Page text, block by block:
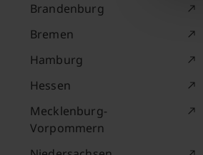
Brandenburg
Bremen
Hamburg
Hessen
Mecklenburg-
Vorpommern